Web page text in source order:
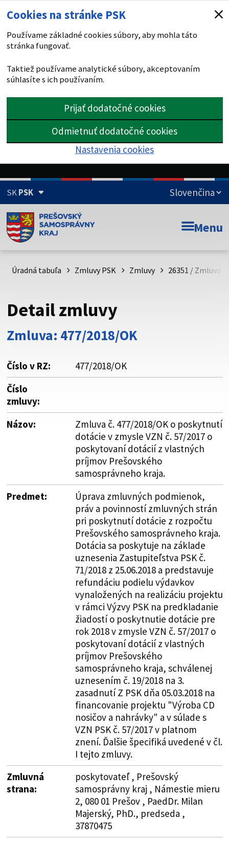
Cookies na stránke PSK
Používame základné cookies súbory, aby mohla táto
stránka fungovať.
Taktiež používame analytické súbory, akceptovaním
súhlasíte s ich používaním.
Prijať dodatočné cookies
Odmietnuť dodatočné cookies
Nastavenia cookies
SKPSK
Doména psk.sk je oficiálna
Toto je oficiálna webová stránka Prešovského
psk.sk.
Buďte pozorní a vždy sa uistite, že zdieľate informácie iba
cez zabezpečenú webovú stránku. Zabezpečená stránka
vždy začína https:// pred názvom domény webového sídla.
Menu
Úradná tabuľa Zmluvy PSK Zmluvy 26351 / Zmluva
Detail zmluvy
Zmluva: 477/2018/OK
Číslo v RZ:
477/2018/OK
Číslo
zmluvy:
Názov:
Zmluva č. 477/2018/OK o poskytnutí
dotácie v zmysle VZN č. 57/2017 o
poskytovaní dotácií z vlastných
príjmov Prešovského
samosprávneho kraja.
Predmet:
Úprava zmluvných podmienok,
práv a povinností zmluvných strán
pri poskytnutí dotácie z rozpočtu
Prešovského samosprávneho kraja.
Dotácia sa poskytuje na základe
uznesenia Zastupiteľstva PSK č.
71/2018 z 25.06.2018 a predstavuje
refundáciu podielu výdavkov
vynaložených na realizáciu projektu
v rámci Výzvy PSK na predkladanie
žiadostí o poskytnutie dotácie pre
rok 2018 v zmysle VZN č. 57/2017 o
poskytovaní dotácií z vlastných
príjmov Prešovského
samosprávneho kraja, schválenej
uznesením č. 19/2018 na 3.
zasadnutí Z PSK dňa 05.03.2018 na
financovanie projektu "Výroba CD
nosičov a nahrávky" a v súlade s
VZN PSK č. 57/2017 v platnom
znení. Ďalšie špecifiká uvedené v čl.
I tejto zmluvy.
Zmluvná
strana:
poskytovateľ , Prešovský
samosprávny kraj , Námestie mieru
2, 080 01 Prešov , PaedDr. Milan
Majerský, PhD., predseda ,
37870475